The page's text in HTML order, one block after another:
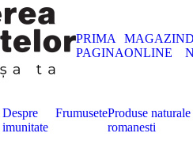
PRIMA
PAGINA
MAGAZIN
ONLINE
Despre
imunitate
FrumuseteProduse naturale
romanesti